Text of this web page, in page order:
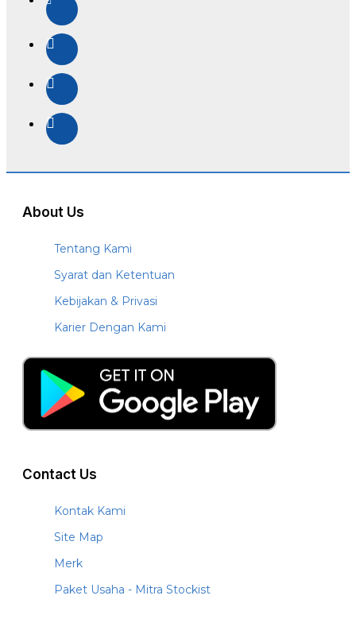
About Us
Tentang Kami
Syarat dan Ketentuan
Kebijakan & Privasi
Karier Dengan Kami
Contact Us
Kontak Kami
Site Map
Merk
Paket Usaha - Mitra Stockist